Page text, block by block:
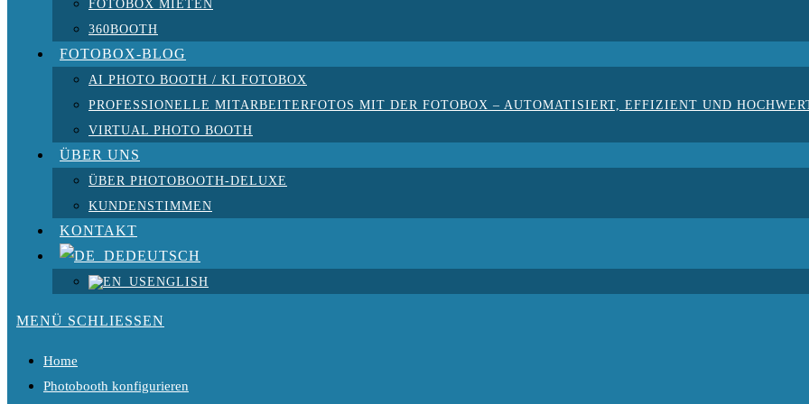
FOTOBOX MIETEN
360BOOTH
FOTOBOX-BLOG
AI PHOTO BOOTH / KI FOTOBOX
PROFESSIONELLE MITARBEITERFOTOS MIT DER FOTOBOX – AUTOMATISIERT, EFFIZIENT UND
VIRTUAL PHOTO BOOTH
ÜBER UNS
ÜBER PHOTOBOOTH-DELUXE
KUNDENSTIMMEN
KONTAKT
DEUTSCH
ENGLISH
MENÜ SCHLIESSEN
Home
Photobooth konfigurieren